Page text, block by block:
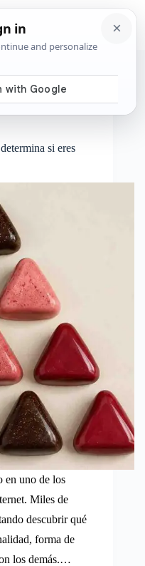
si eres
en uno de los
Miles de
descubrir qué
forma de
los demás.…